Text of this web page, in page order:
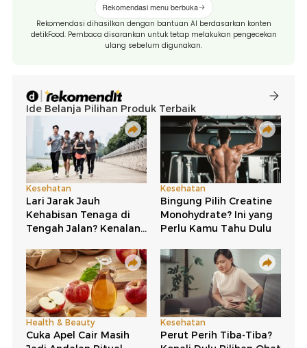
Rekomendasi menu berbuka
Rekomendasi dihasilkan dengan bantuan AI berdasarkan konten
detikFood. Pembaca disarankan untuk tetap melakukan pengecekan
ulang sebelum digunakan.